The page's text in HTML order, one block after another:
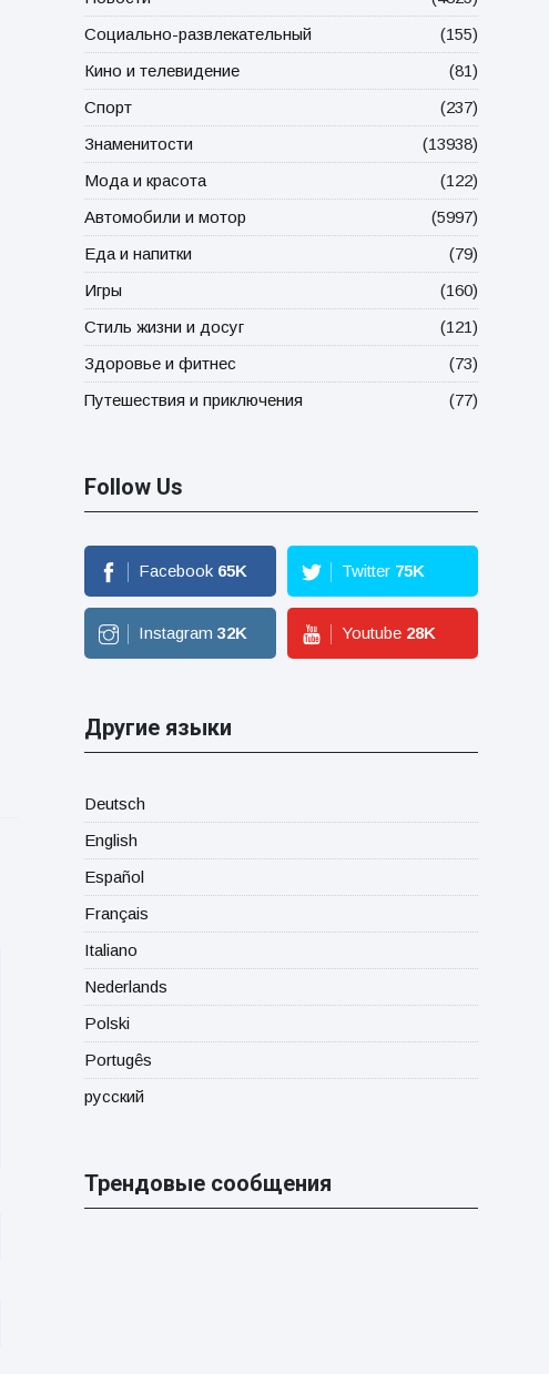
Социально-развлекательный
(155)
Кино и телевидение
(81)
Спорт
(237)
Знаменитости
(13938)
Мода и красота
(122)
Автомобили и мотор
(5997)
Еда и напитки
(79)
Игры
(160)
Стиль жизни и досуг
(121)
Здоровье и фитнес
(73)
Путешествия и приключения
(77)
Follow Us
Facebook 65K Twitter 75K
Instagram 32K Youtube 28K
Другие языки
Deutsch
English
Español
Français
Italiano
Nederlands
Polski
Portugês
русский
Трендовые сообщения